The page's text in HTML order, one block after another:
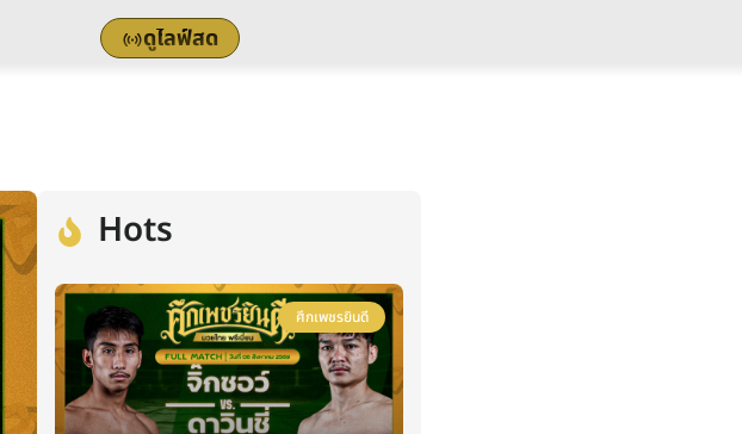
ดูไลฟ์สด
Hots
ศึกเพชรยินดี